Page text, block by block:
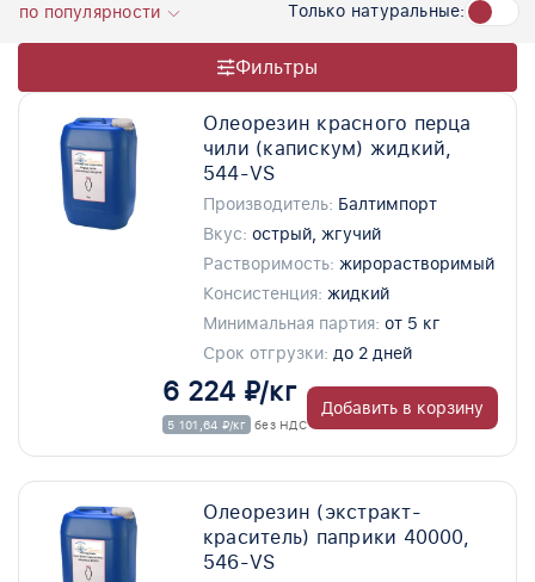
по популярности Только натуральные:
Фильтры
Олеорезин красного перца
чили (капискум) жидкий,
544-VS
Производитель: Балтимпорт
Вкус: острый, жгучий
Растворимость: жирорастворимый
Консистенция: жидкий
Минимальная партия: от 5 кг
Срок отгрузки: до 2 дней
6 224 ₽/кг
5 101,64 ₽/кг без НДС
Добавить в корзину
Олеорезин (экстракт-
краситель) паприки 40000,
546-VS